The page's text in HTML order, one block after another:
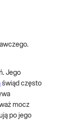
Jego
świąd często
mocz
po jego